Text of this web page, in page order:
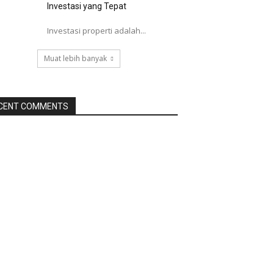
Investasi yang Tepat
Investasi properti adalah...
Muat lebih banyak
COMMENTS